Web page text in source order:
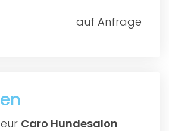
auf Anfrage
Caro Hundesalon